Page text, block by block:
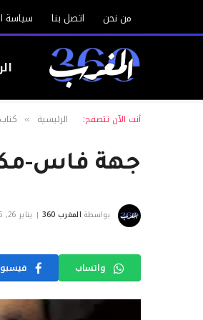
من نحن اتصل بنا سياسة
أنت الآن تتصفح: الرئيسية »
جهة فاس-
بواسطة المغرب 360 يناير 26, 2026
واتساب